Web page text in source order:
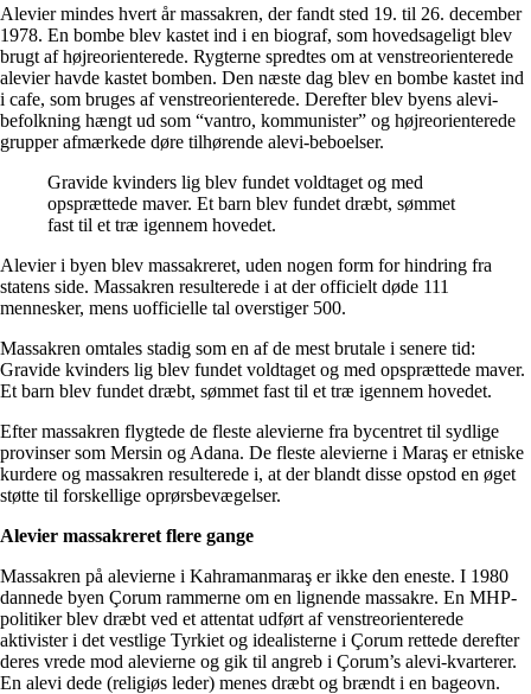
Alevier mindes hvert år massakren, der fandt sted 19. til 26. december
1978. En bombe blev kastet ind i en biograf, som hovedsageligt blev
brugt af højreorienterede. Rygterne spredtes om at venstreorienterede
alevier havde kastet bomben. Den næste dag blev en bombe kastet ind
i cafe, som bruges af venstreorienterede. Derefter blev byens alevi-
befolkning hængt ud som “vantro, kommunister” og højreorienterede
grupper afmærkede døre tilhørende alevi-beboelser.
Gravide kvinders lig blev fundet voldtaget og med
opsprættede maver. Et barn blev fundet dræbt, sømmet
fast til et træ igennem hovedet.
Alevier i byen blev massakreret, uden nogen form for hindring fra
statens side. Massakren resulterede i at der officielt døde 111
mennesker, mens uofficielle tal overstiger 500.
Massakren omtales stadig som en af de mest brutale i senere tid:
Gravide kvinders lig blev fundet voldtaget og med opsprættede maver.
Et barn blev fundet dræbt, sømmet fast til et træ igennem hovedet.
Efter massakren flygtede de fleste alevierne fra bycentret til sydlige
provinser som Mersin og Adana. De fleste alevierne i Maraş er etniske
kurdere og massakren resulterede i, at der blandt disse opstod en øget
støtte til forskellige oprørsbevægelser.
Alevier massakreret flere gange
Massakren på alevierne i Kahramanmaraş er ikke den eneste. I 1980
dannede byen Çorum rammerne om en lignende massakre. En MHP-
politiker blev dræbt ved et attentat udført af venstreorienterede
aktivister i det vestlige Tyrkiet og idealisterne i Çorum rettede derefter
deres vrede mod alevierne og gik til angreb i Çorum’s alevi-kvarterer.
En alevi dede (religiøs leder) menes dræbt og brændt i en bageovn.